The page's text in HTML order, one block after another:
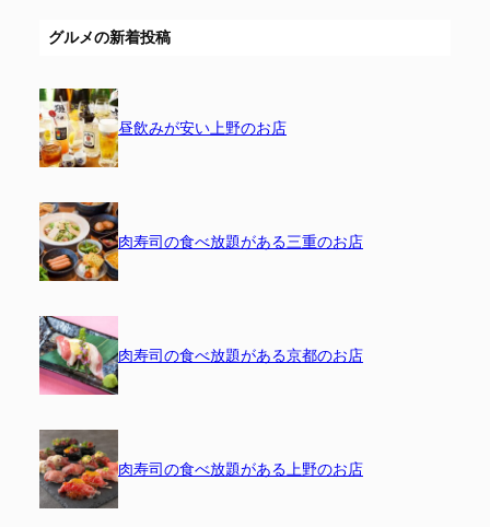
グルメの新着投稿
昼飲みが安い上野のお店
肉寿司の食べ放題がある三重のお店
肉寿司の食べ放題がある京都のお店
肉寿司の食べ放題がある上野のお店